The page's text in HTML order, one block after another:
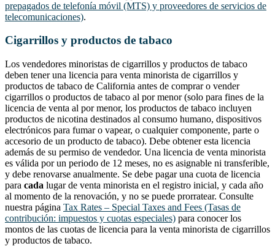
prepagados de telefonía móvil (MTS) y proveedores de servicios de
telecomunicaciones).
Cigarrillos y productos de tabaco
Los vendedores minoristas de cigarrillos y productos de tabaco
deben tener una licencia para venta minorista de cigarrillos y
productos de tabaco de California antes de comprar o vender
cigarrillos o productos de tabaco al por menor (solo para fines de la
licencia de venta al por menor, los productos de tabaco incluyen
productos de nicotina destinados al consumo humano, dispositivos
electrónicos para fumar o vapear, o cualquier componente, parte o
accesorio de un producto de tabaco). Debe obtener esta licencia
además de su permiso de vendedor. Una licencia de venta minorista
es válida por un periodo de 12 meses, no es asignable ni transferible,
y debe renovarse anualmente. Se debe pagar una cuota de licencia
para cada lugar de venta minorista en el registro inicial, y cada año
al momento de la renovación, y no se puede prorratear. Consulte
nuestra página Tax Rates – Special Taxes and Fees (Tasas de
contribución: impuestos y cuotas especiales) para conocer los
montos de las cuotas de licencia para la venta minorista de cigarrillos
y productos de tabaco.